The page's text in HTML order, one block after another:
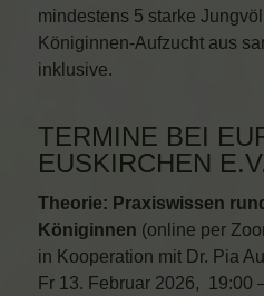
mindestens 5 starke
Königinnen-Aufzucht aus
inklusive.
TERMINE BEI
EUSKIRCHEN
Theorie: Praxiswissen
Königinnen (online per
in Kooperation mit Dr. Pia
Fr 13. Februar 2026, 19:00